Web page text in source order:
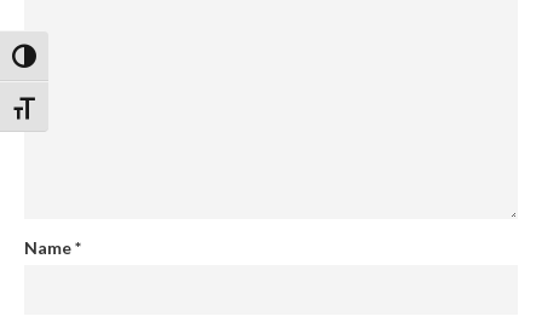
Umschalten auf hohe Kontraste
Schrift vergrößern
Name*